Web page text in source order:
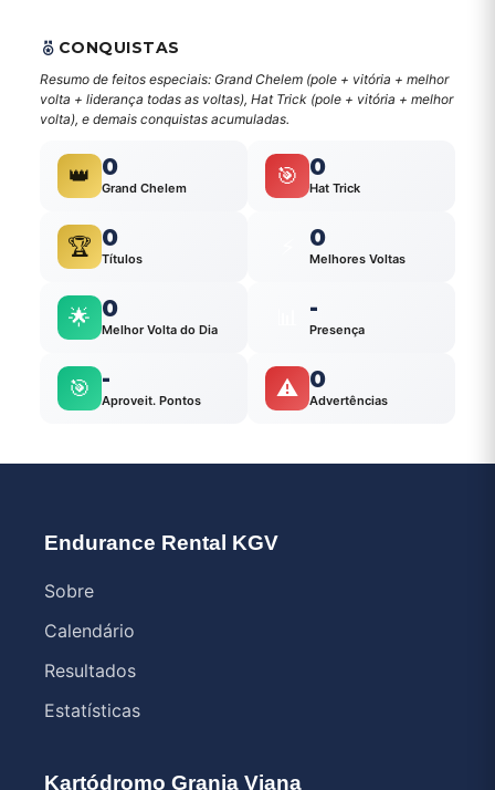
CONQUISTAS
Resumo de feitos especiais: Grand Chelem (pole + vitória + melhor
volta + liderança todas as voltas), Hat Trick (pole + vitória + melhor
volta), e demais conquistas acumuladas.
👑 0
Grand Chelem 🎯 0
Hat Trick
🏆 0
Títulos
0
Melhores Voltas
🌟 0
Melhor Volta do Dia
-
Presença
🎯 -
Aproveit. Pontos ⚠️ 0
Advertências
Endurance Rental KGV
Sobre
Calendário
Resultados
Estatísticas
Kartódromo Granja Viana